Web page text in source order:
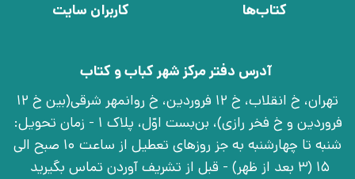
کتاب‌ها
کاربران سایت
آدرس دفتر مرکز شهر کباب و کتاب
تهران، خ انقلاب، خ 12 فروردین، خ روانمهر شرقی(بین خ 12
فروردین و خ فخر رازی)، بن‌بست اوّل، پلاک 1 - زمان تحویل:
شنبه تا چهارشنبه به جز روزهای تعطیل از ساعت 10 صبح الی
15 (3 بعد از ظهر) - قبل از تشریف آوردن تماس بگیرید